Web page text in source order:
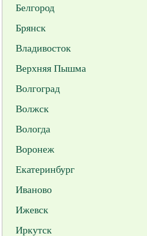
Белгород
Брянск
Владивосток
Верхняя Пышма
Волгоград
Волжск
Вологда
Воронеж
Екатеринбург
Иваново
Ижевск
Иркутск